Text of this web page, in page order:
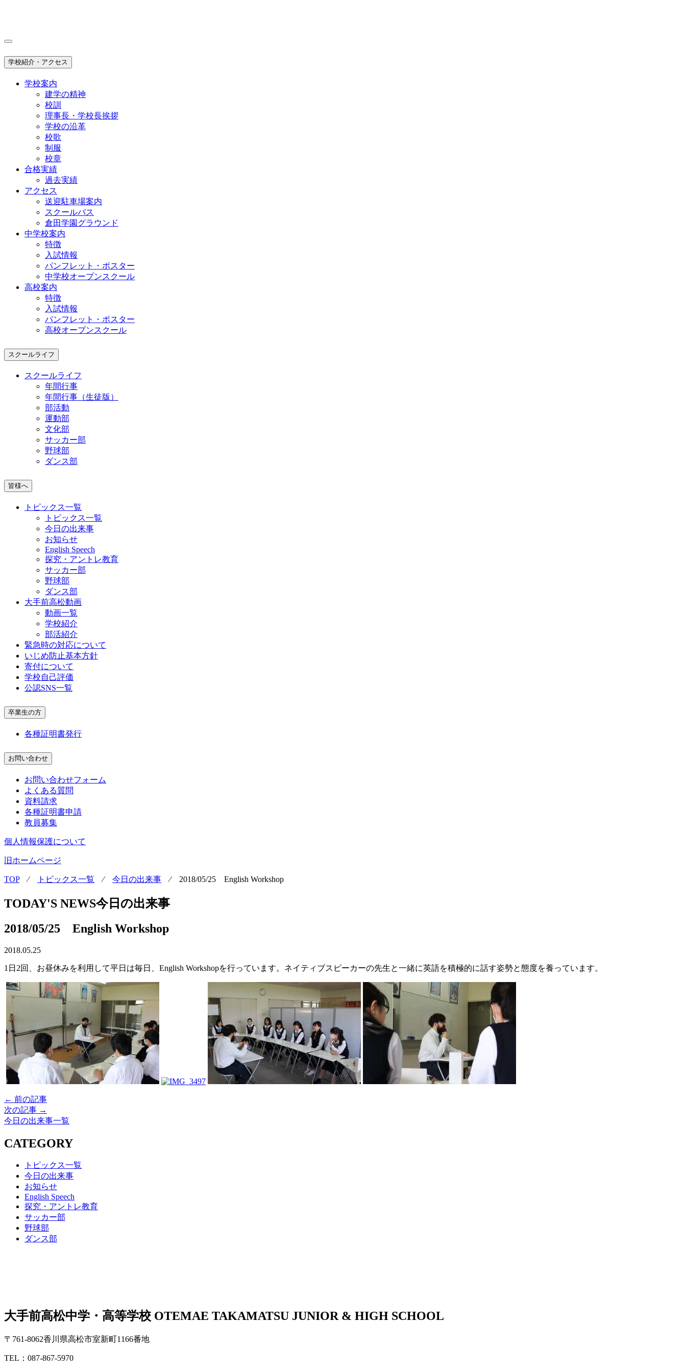
学校紹介・アクセス
学校案内
建学の精神
校訓
理事長・学校長挨拶
学校の沿革
校歌
制服
校章
合格実績
過去実績
アクセス
送迎駐車場案内
スクールバス
倉田学園グラウンド
中学校案内
特徴
入試情報
パンフレット・ポスター
中学校オープンスクール
高校案内
特徴
入試情報
パンフレット・ポスター
高校オープンスクール
スクールライフ
スクールライフ
年間行事
年間行事（生徒版）
部活動
運動部
文化部
サッカー部
野球部
ダンス部
皆様へ
トピックス一覧
トピックス一覧
今日の出来事
お知らせ
English Speech
探究・アントレ教育
サッカー部
野球部
ダンス部
大手前高松動画
動画一覧
学校紹介
部活紹介
緊急時の対応について
いじめ防止基本方針
寄付について
学校自己評価
公認SNS一覧
卒業生の方
各種証明書発行
お問い合わせ
お問い合わせフォーム
よくある質問
資料請求
各種証明書申請
教員募集
個人情報保護について
旧ホームページ
TOP⁄ トピックス一覧 ⁄ 今日の出来事 ⁄ 2018/05/25 English Workshop
TODAY'S NEWS今日の出来事
2018/05/25 English Workshop
2018.05.25
1日2回、お昼休みを利用して平日は毎日、English Workshopを行っています。ネイティブスピーカーの先生と一緒に英語を積極的に話す姿勢と態度を養っています。
← 前の記事
次の記事 →
今日の出来事一覧
CATEGORY
トピックス一覧
今日の出来事
お知らせ
English Speech
探究・アントレ教育
サッカー部
野球部
ダンス部
大手前高松中学・高等学校 OTEMAE TAKAMATSU JUNIOR & HIGH SCHOOL
〒761-8062香川県高松市室新町1166番地
TEL：087-867-5970